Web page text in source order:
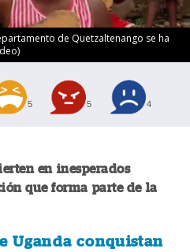
de Quetzaltenango se ha
5 5 4
en inesperados
que forma parte de la
Uganda conquistan